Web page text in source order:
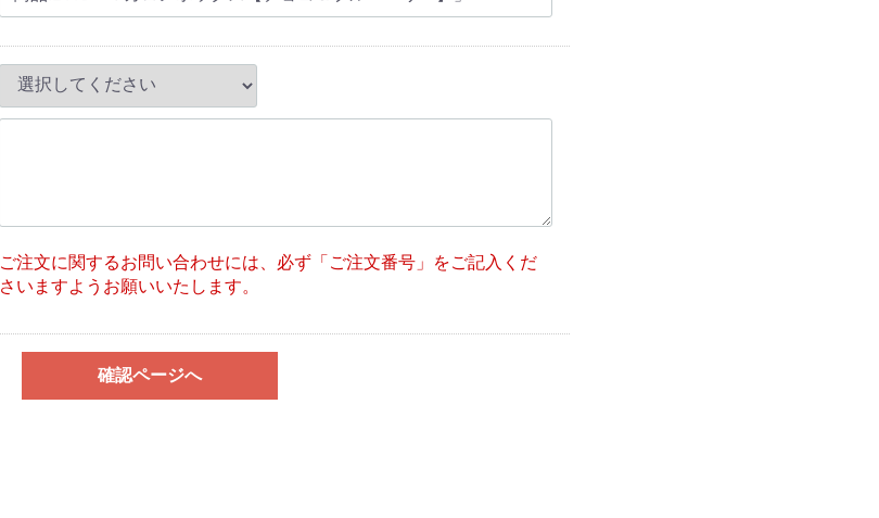
ご注文に関するお問い合わせには、必ず「ご注文番号」をご記入くだ
さいますようお願いいたします。
確認ページへ